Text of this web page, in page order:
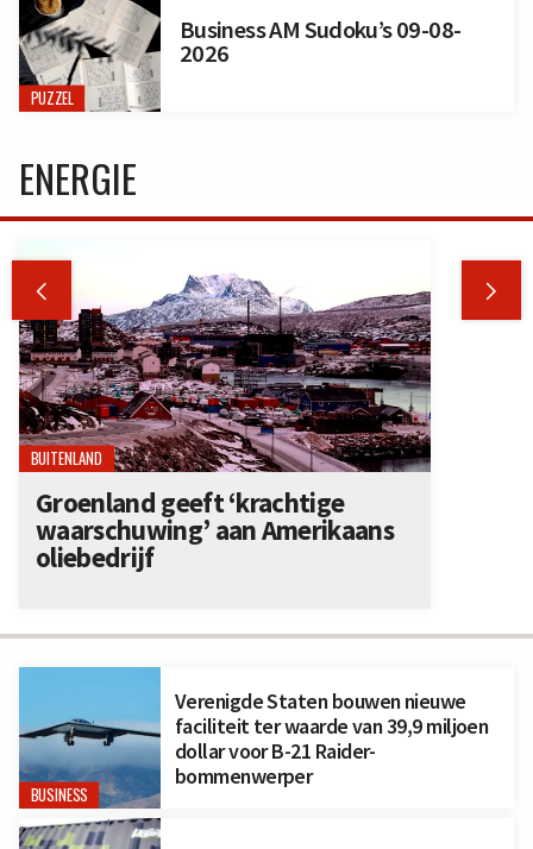
PUZZEL
Business AM Sudoku’s 09-08-
2026
BUSINESS
Verenigde Staten bouwen nieuwe
faciliteit ter waarde van 39,9 miljoen
dollar voor B-21 Raider-
bommenwerper
ENERGIE
 
BUITENLAND
Groenland geeft ‘krachtige
waarschuwing’ aan Amerikaans
oliebedrijf